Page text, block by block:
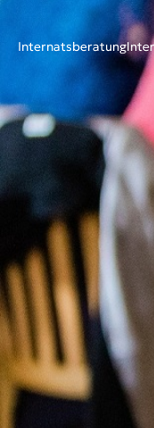
Internatsberatung